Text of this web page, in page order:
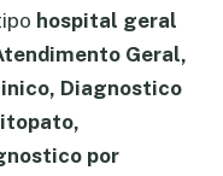
hospital geral
Geral,
Diagnostico
por